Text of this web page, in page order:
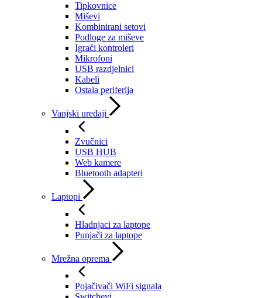
Tipkovnice
Miševi
Kombinirani setovi
Podloge za miševe
Igraći kontroleri
Mikrofoni
USB razdjelnici
Kabeli
Ostala periferija
Vanjski uređaji
Zvučnici
USB HUB
Web kamere
Bluetooth adapteri
Laptopi
Hladnjaci za laptope
Punjači za laptope
Mrežna oprema
Pojačivači WiFi signala